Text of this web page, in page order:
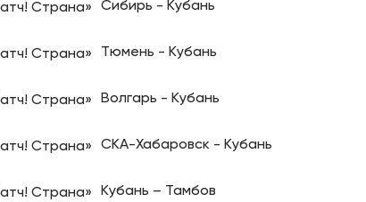
Сибирь - Кубань
Тюмень - Кубань
Волгарь - Кубань
СКА-Хабаровск - Кубань
Кубань – Тамбов